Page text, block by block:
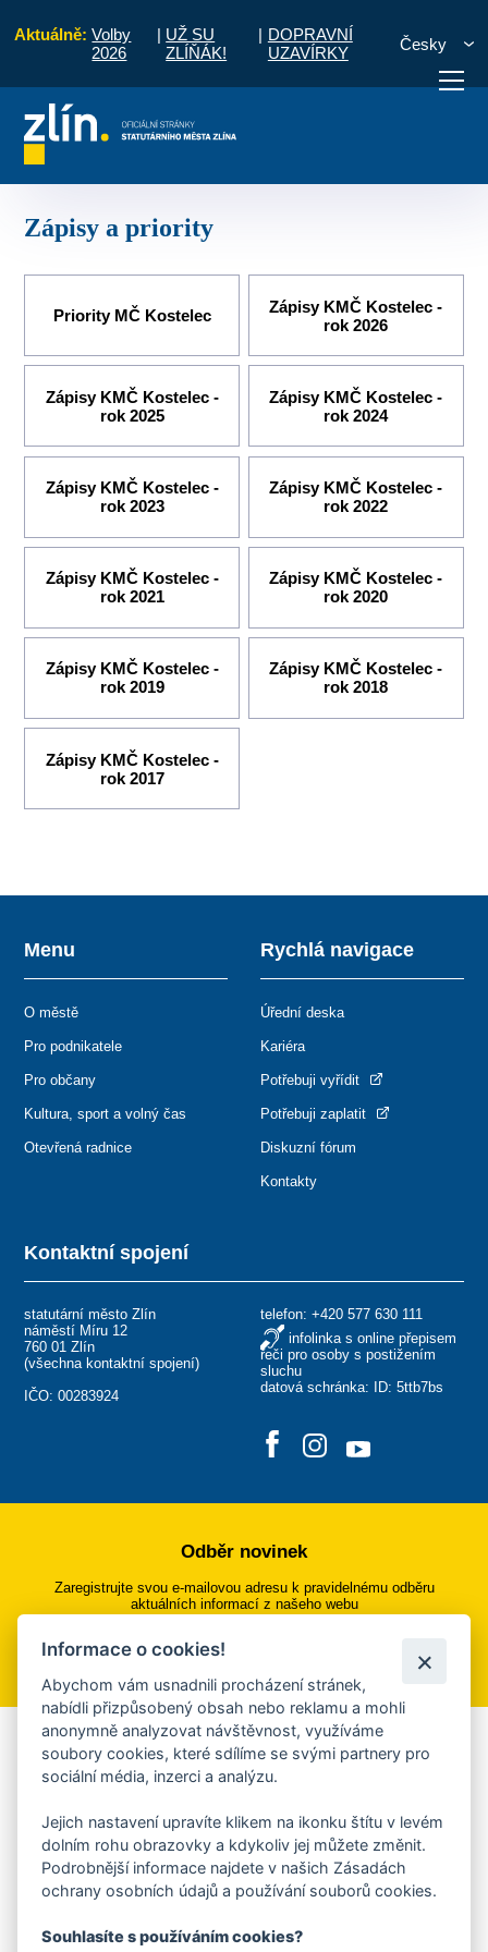
Aktuálně: Volby
2026
| UŽ SU
ZLÍŇÁK!
| DOPRAVNÍ
UZAVÍRKY
Česky
vyřídit Potřebuji zaplatit
Zápisy a priority
Priority MČ Kostelec
Zápisy KMČ Kostelec -
rok 2026
Zápisy KMČ Kostelec -
rok 2025
Zápisy KMČ Kostelec -
rok 2024
Zápisy KMČ Kostelec -
rok 2023
Zápisy KMČ Kostelec -
rok 2022
Zápisy KMČ Kostelec -
rok 2021
Zápisy KMČ Kostelec -
rok 2020
Zápisy KMČ Kostelec -
rok 2019
Zápisy KMČ Kostelec -
rok 2018
Zápisy KMČ Kostelec -
rok 2017
Kontaktní spojení
statutární město Zlín
náměstí Míru 12
760 01 Zlín
(všechna kontaktní spojení)
IČO: 00283924
telefon: +420 577 630 111
infolinka s online přepisem
řeči pro osoby s postižením
sluchu
datová schránka: ID: 5ttb7bs
Menu
O městě
Pro podnikatele
Pro občany
Kultura, sport a volný čas
Otevřená radnice
Rychlá navigace
Úřední deska
Kariéra
Potřebuji vyřídit
Potřebuji zaplatit
Diskuzní fórum
Kontakty
Odběr novinek
Zaregistrujte svou e-mailovou adresu k pravidelnému odběru
aktuálních informací z našeho webu
Přihlásit se k odběru
Aplikace Mobilní rozhlas
Chcete dostávat do svého mobilu či mailu upozornění na
ankety, pozvánky na kulturní a sportovní akce?
Více informací o aplikaci
Informace o cookies!
Abychom vám usnadnili procházení stránek,
nabídli přizpůsobený obsah nebo reklamu a mohli
anonymně analyzovat návštěvnost, využíváme
soubory cookies, které sdílíme se svými partnery pro
sociální média, inzerci a analýzu.
Jejich nastavení upravíte klikem na ikonku štítu v levém
dolním rohu obrazovky a kdykoliv jej můžete změnit.
Podrobnější informace najdete v našich Zásadách
ochrany osobních údajů a používání souborů cookies.
Souhlasíte s používáním cookies?